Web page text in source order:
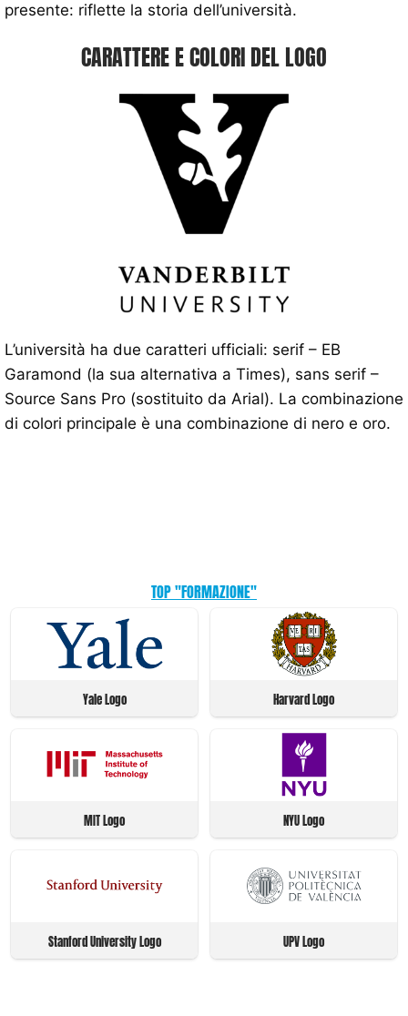
presente: riflette la storia dell’università.
CARATTERE E COLORI DEL LOGO
L’università ha due caratteri ufficiali: serif – EB
Garamond (la sua alternativa a Times), sans serif –
Source Sans Pro (sostituito da Arial). La combinazione
di colori principale è una combinazione di nero e oro.
TOP "FORMAZIONE"
Yale Logo Harvard Logo
MIT Logo NYU Logo
Stanford University Logo UPV Logo